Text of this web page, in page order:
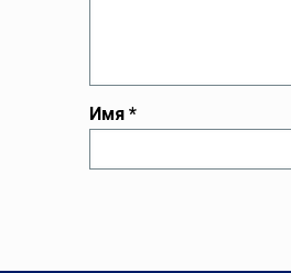
Имя*